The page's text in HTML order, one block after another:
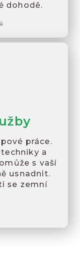
dohodě.
práce.
a
s vaší
usnadnit.
se zemní